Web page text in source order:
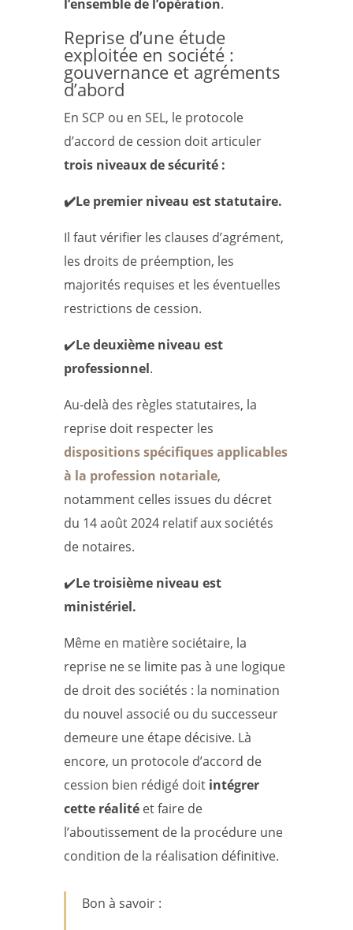
l’ensemble de l’opération.
Reprise d’une étude
exploitée en société :
gouvernance et agréments
d’abord
En SCP ou en SEL, le protocole
d’accord de cession doit articuler
trois niveaux de sécurité :
✔️Le premier niveau est statutaire.
Il faut vérifier les clauses d’agrément,
les droits de préemption, les
majorités requises et les éventuelles
restrictions de cession.
✔️Le deuxième niveau est
professionnel.
Au-delà des règles statutaires, la
reprise doit respecter les
dispositions spécifiques applicables
à la profession notariale,
notamment celles issues du décret
du 14 août 2024 relatif aux sociétés
de notaires.
✔️Le troisième niveau est
ministériel.
Même en matière sociétaire, la
reprise ne se limite pas à une logique
de droit des sociétés : la nomination
du nouvel associé ou du successeur
demeure une étape décisive. Là
encore, un protocole d’accord de
cession bien rédigé doit intégrer
cette réalité et faire de
l’aboutissement de la procédure une
condition de la réalisation définitive.
Bon à savoir :